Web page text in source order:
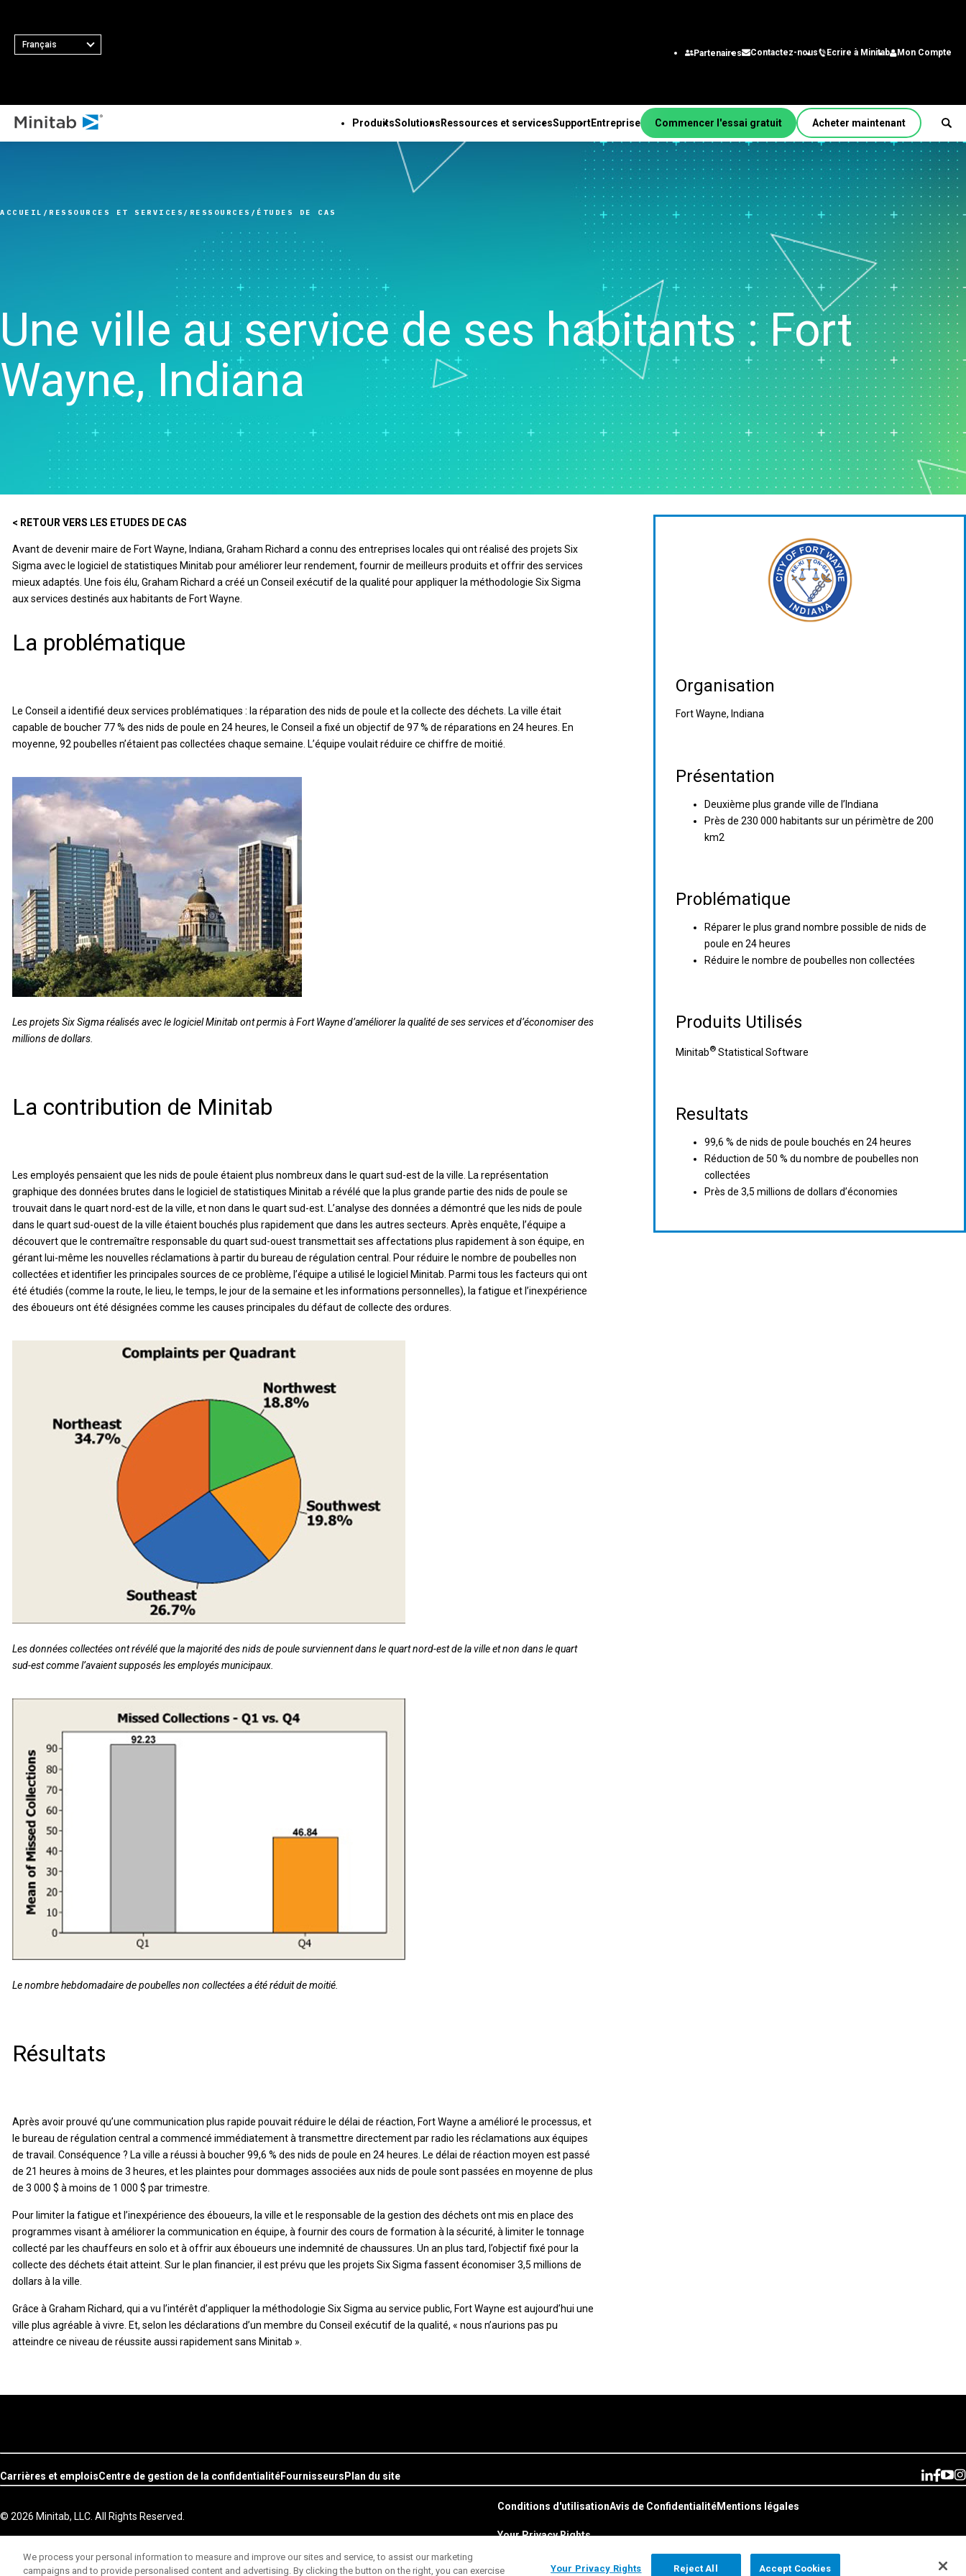
Français
Partenaires
Contactez-nous Ecrire à Minitab Mon Compte
Produits
Minitab Connect
Minitab Education Hub
Minitab Engage
Minitab Workspace
Real-Time SPC
Collecte des données
Prolink et MSP
Collecte de données et
OEE Scytec
Simulation d’événement
discret Simul8
SPM
Solutions
Statistiques et analyse
Logiciel de science des
données statistiques et
d'apprentissage
Logiciel d'analyse et de
veille commerciale
Maîtrise statistique des
Analyse de la qualité
Live Analytics
Analyse des données de
fiabilité et de durée de vie
Simulation d'événements
discret
fonctionnalités
Collecte des données
automatisée
Plan d’expériences avancé
Amélioration continue
Intégration et préparation
des données
Création de diagrammes
et de cartes cognitives
Jumeaux numériques
Modélisation et opérations
d'auto-apprentissage par
Innovation et gestion de
projets
Excellence en matière de
procédés : Détecter,
corriger et prévenir
Santé
Assurance
Fabrication et industrie
Pharmaceutique
Services
Logiciels et technologies
Par fonction/rôle
Ingénierie
Analystes des systèmes
de gestion
Technologie de
l’information
Chaîne
d’approvisionnement
Service clientèle et centre
d'appel
Ressources humaines
Analyse de données
marketing
Recherche et
développement
Ressources et services
TOUTES LES RESSOURCES ET TOUS LES SERVICES
Fichiers de données
Webinaires et événements
Education Hub
Apprentissage à son
Support
Support Documentation
Téléchargements de
produits
Entreprise
À propos de nous
Equipe de direction
Partenaires
Marchandise Minitab
Commencer l'essai gratuit Acheter maintenant
ACCUEIL RESSOURCES ET SERVICES RESSOURCES ÉTUDES DE CAS
Une ville au service de ses habitants : Fort
Wayne, Indiana
< RETOUR VERS LES ETUDES DE CAS
Avant de devenir maire de Fort Wayne, Indiana, Graham Richard a connu des entreprises locales qui ont réalisé des projets Six
Sigma avec le logiciel de statistiques Minitab pour améliorer leur rendement, fournir de meilleurs produits et offrir des services
mieux adaptés. Une fois élu, Graham Richard a créé un Conseil exécutif de la qualité pour appliquer la méthodologie Six Sigma
aux services destinés aux habitants de Fort Wayne.
La problématique
Le Conseil a identifié deux services problématiques : la réparation des nids de poule et la collecte des déchets. La ville était
capable de boucher 77 % des nids de poule en 24 heures, le Conseil a fixé un objectif de 97 % de réparations en 24 heures. En
moyenne, 92 poubelles n’étaient pas collectées chaque semaine. L’équipe voulait réduire ce chiffre de moitié.
Les projets Six Sigma réalisés avec le logiciel Minitab ont permis à Fort Wayne d’améliorer la qualité de ses services et d’économiser des
millions de dollars.
La contribution de Minitab
Les employés pensaient que les nids de poule étaient plus nombreux dans le quart sud-est de la ville. La représentation
graphique des données brutes dans le logiciel de statistiques Minitab a révélé que la plus grande partie des nids de poule se
trouvait dans le quart nord-est de la ville, et non dans le quart sud-est. L’analyse des données a démontré que les nids de poule
dans le quart sud-ouest de la ville étaient bouchés plus rapidement que dans les autres secteurs. Après enquête, l’équipe a
découvert que le contremaître responsable du quart sud-ouest transmettait ses affectations plus rapidement à son équipe, en
gérant lui-même les nouvelles réclamations à partir du bureau de régulation central. Pour réduire le nombre de poubelles non
collectées et identifier les principales sources de ce problème, l’équipe a utilisé le logiciel Minitab. Parmi tous les facteurs qui ont
été étudiés (comme la route, le lieu, le temps, le jour de la semaine et les informations personnelles), la fatigue et l’inexpérience
des éboueurs ont été désignées comme les causes principales du défaut de collecte des ordures.
Les données collectées ont révélé que la majorité des nids de poule surviennent dans le quart nord-est de la ville et non dans le quart
sud-est comme l’avaient supposés les employés municipaux.
Le nombre hebdomadaire de poubelles non collectées a été réduit de moitié.
Résultats
Après avoir prouvé qu’une communication plus rapide pouvait réduire le délai de réaction, Fort Wayne a amélioré le processus, et
le bureau de régulation central a commencé immédiatement à transmettre directement par radio les réclamations aux équipes
de travail. Conséquence ? La ville a réussi à boucher 99,6 % des nids de poule en 24 heures. Le délai de réaction moyen est passé
de 21 heures à moins de 3 heures, et les plaintes pour dommages associées aux nids de poule sont passées en moyenne de plus
de 3 000 $ à moins de 1 000 $ par trimestre.
Pour limiter la fatigue et l’inexpérience des éboueurs, la ville et le responsable de la gestion des déchets ont mis en place des
programmes visant à améliorer la communication en équipe, à fournir des cours de formation à la sécurité, à limiter le tonnage
collecté par les chauffeurs en solo et à offrir aux éboueurs une indemnité de chaussures. Un an plus tard, l’objectif fixé pour la
collecte des déchets était atteint. Sur le plan financier, il est prévu que les projets Six Sigma fassent économiser 3,5 millions de
dollars à la ville.
Grâce à Graham Richard, qui a vu l’intérêt d’appliquer la méthodologie Six Sigma au service public, Fort Wayne est aujourd’hui une
ville plus agréable à vivre. Et, selon les déclarations d’un membre du Conseil exécutif de la qualité, « nous n’aurions pas pu
atteindre ce niveau de réussite aussi rapidement sans Minitab ».
Organisation
Fort Wayne, Indiana
Présentation
Deuxième plus grande ville de l’Indiana
Près de 230 000 habitants sur un périmètre de 200
km2
Problématique
Réparer le plus grand nombre possible de nids de
poule en 24 heures
Réduire le nombre de poubelles non collectées
Produits Utilisés
Minitab® Statistical Software
Resultats
99,6 % de nids de poule bouchés en 24 heures
Réduction de 50 % du nombre de poubelles non
collectées
Près de 3,5 millions de dollars d’économies
Carrières et emploisCentre de gestion de la confidentialitéFournisseurs Plan du site
© 2026 Minitab, LLC. All Rights Reserved.
Conditions d'utilisationAvis de ConfidentialitéMentions légales
Your Privacy Rights
We process your personal information to measure and improve our sites and service, to assist our marketing
campaigns and to provide personalised content and advertising. By clicking the button on the right, you can exercise
Your Privacy Rights Reject All Accept Cookies